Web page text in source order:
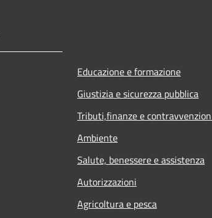
Educazione e formazione
Giustizia e sicurezza pubblica
Tributi,finanze e
Ambiente
Salute, benessere e assistenza
Autorizzazioni
Agricoltura e pesca